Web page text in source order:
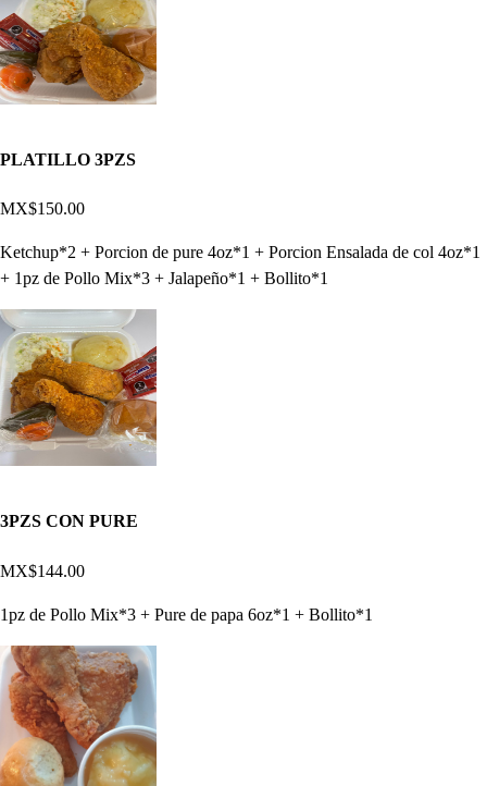
PLATILLO 3PZS
MX$150.00
Ketchup*2 + Porcion de pure 4oz*1 + Porcion Ensalada de col 4oz*1
+ 1pz de Pollo Mix*3 + Jalapeño*1 + Bollito*1
3PZS CON PURE
MX$144.00
1pz de Pollo Mix*3 + Pure de papa 6oz*1 + Bollito*1